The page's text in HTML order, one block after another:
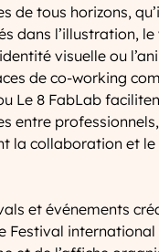
de tous horizons,
dans l’illustration, le
visuelle ou
de co-working
Le 8 FabLab
entre professionnels,
la collaboration et
et événements
Festival international